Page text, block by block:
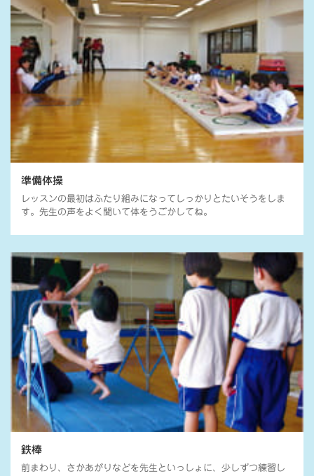
準備体操
レッスンの最初はふたり組みになってしっかりとたいそうをしま
す。先生の声をよく聞いて体をうごかしてね。
鉄棒
前まわり、さかあがりなどを先生といっしょに、少しずつ練習し